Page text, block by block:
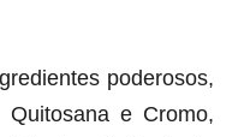
poderosos,
e Cromo,